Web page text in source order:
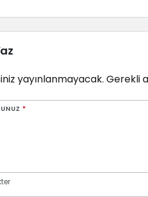
yayınlanmayacak. Gerekli
*